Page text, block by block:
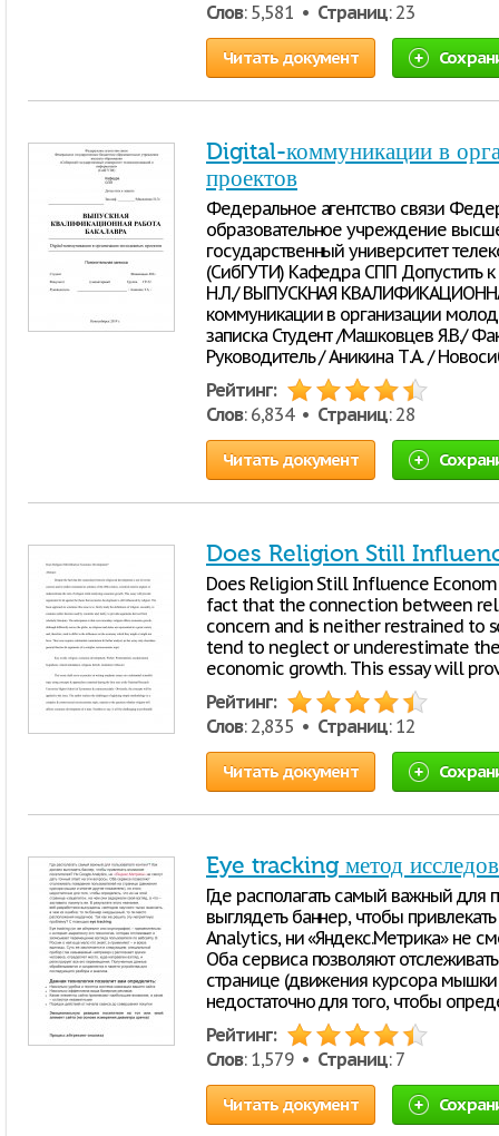
Слов: 5,581 • Страниц: 23
Читать документ
Digital-коммуникации в
проектов
Федеральное агентство связи
образовательное учреждение
государственный университет
(СибГУТИ) Кафедра СПП Допустить к
Н.Л./ ВЫПУСКНАЯ
коммуникации в организации
записка Студент /Машковцев Я.В./
Руководитель / Аникина Т.А. /
Рейтинг:
Слов: 6,834 • Страниц: 28
Читать документ
Does Religion Still
Does Religion Still Influence
fact that the connection between
concern and is neither restrained to
tend to neglect or underestimate
economic growth. This essay will
Рейтинг:
Слов: 2,835 • Страниц: 12
Читать документ
Eye tracking метод
Где располагать самый важный для
выглядеть баннер, чтобы
Analytics, ни «Яндекс.Метрика» не
Оба сервиса позволяют
странице (движения курсора мышки
недостаточно для того, чтобы
Рейтинг:
Слов: 1,579 • Страниц: 7
Читать документ